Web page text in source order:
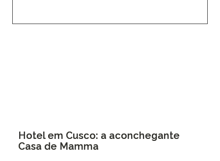
Hotel em Cusco: a aconchegante
Casa de Mamma